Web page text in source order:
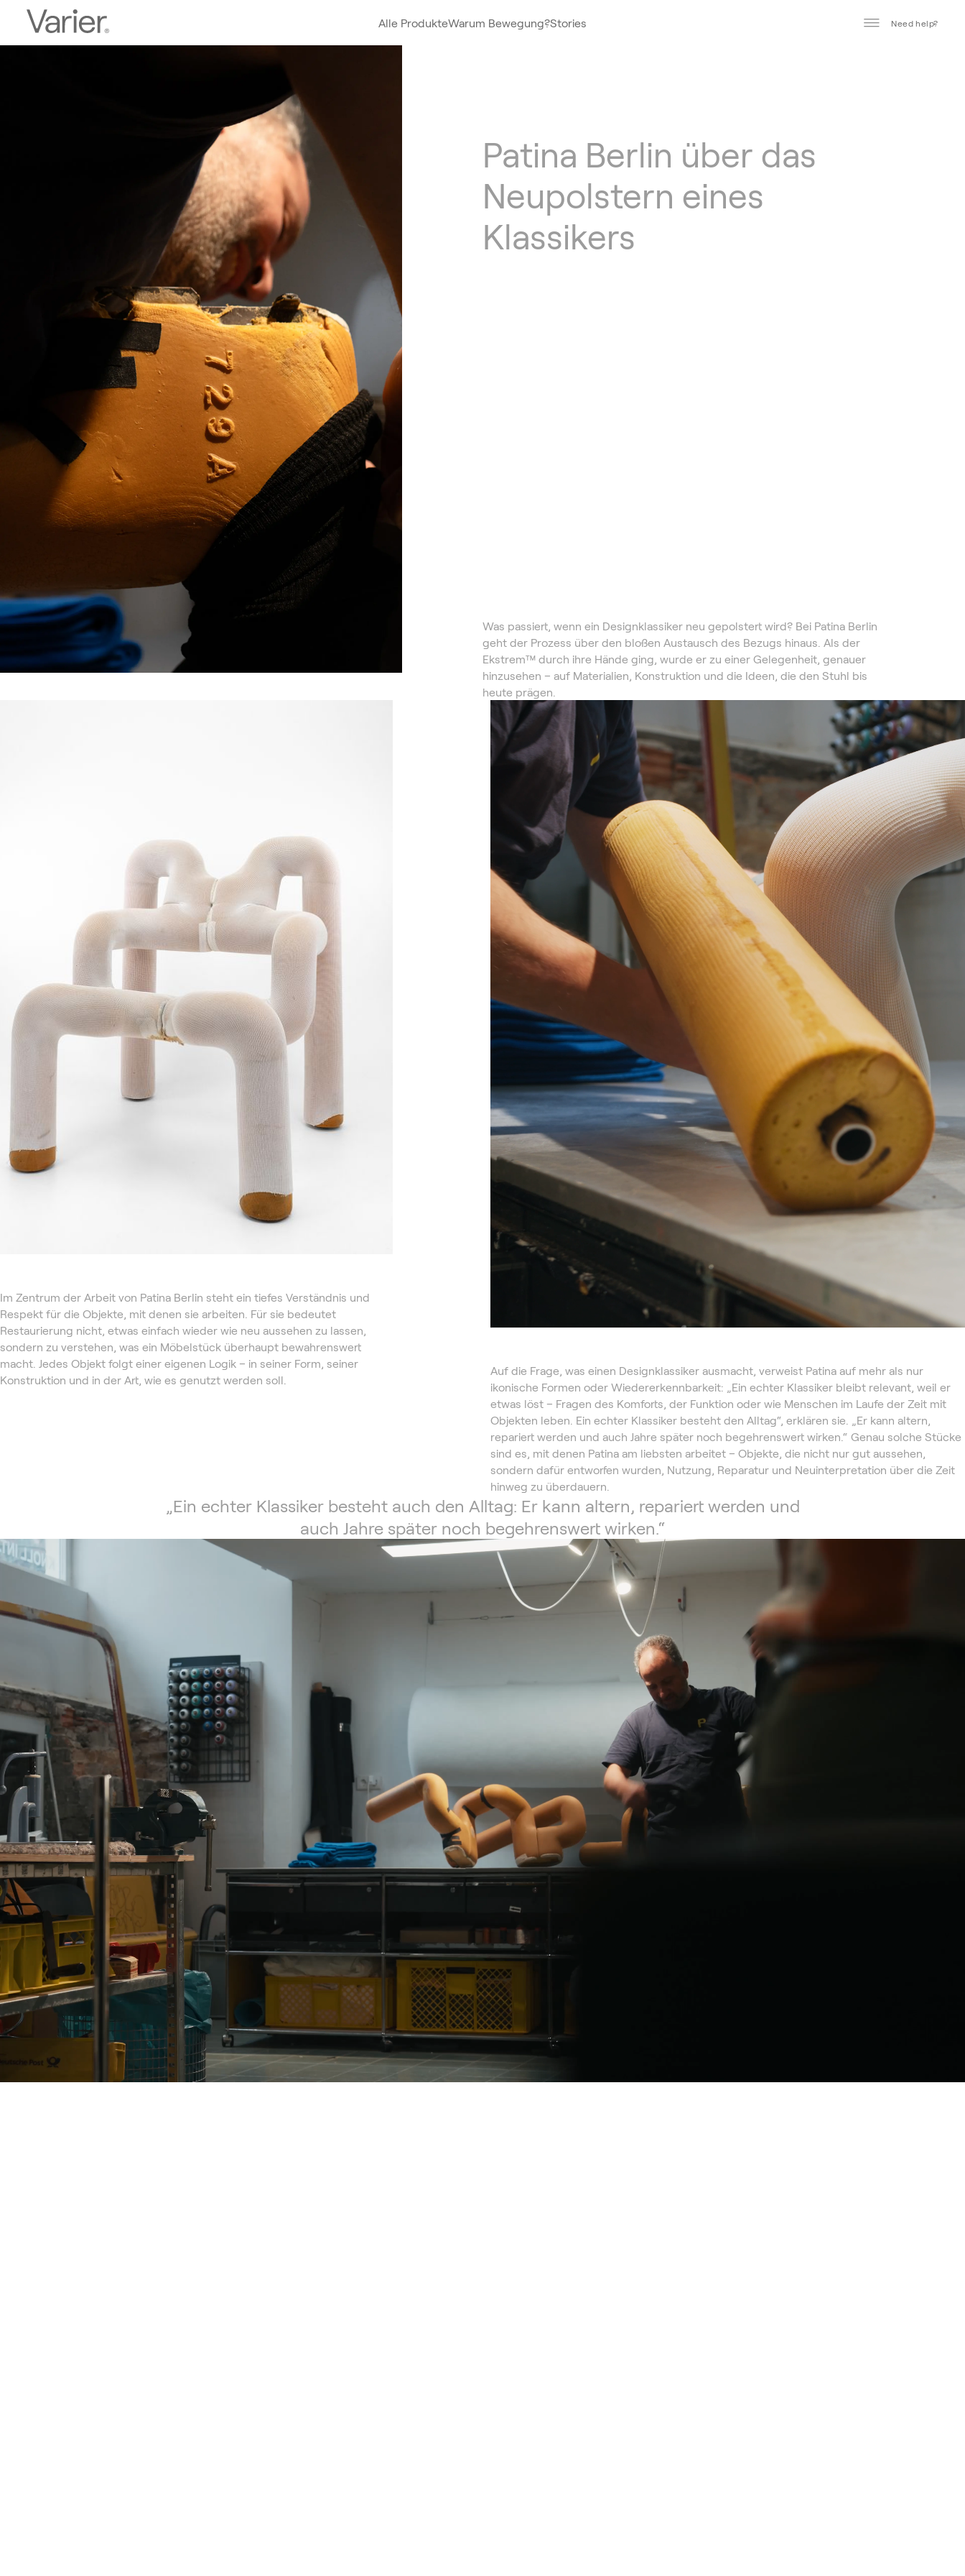
Alle ProdukteWarum Bewegung?Stories Need help?
Patina Berlin über das
Neupolstern eines
Klassikers
Was passiert, wenn ein Designklassiker neu gepolstert wird? Bei Patina Berlin
geht der Prozess über den bloßen Austausch des Bezugs hinaus. Als der
Ekstrem™ durch ihre Hände ging, wurde er zu einer Gelegenheit, genauer
hinzusehen – auf Materialien, Konstruktion und die Ideen, die den Stuhl bis
heute prägen.
Im Zentrum der Arbeit von Patina Berlin steht ein tiefes Verständnis und
Respekt für die Objekte, mit denen sie arbeiten. Für sie bedeutet
Restaurierung nicht, etwas einfach wieder wie neu aussehen zu lassen,
sondern zu verstehen, was ein Möbelstück überhaupt bewahrenswert
macht. Jedes Objekt folgt einer eigenen Logik – in seiner Form, seiner
Konstruktion und in der Art, wie es genutzt werden soll.
Auf die Frage, was einen Designklassiker ausmacht, verweist Patina auf mehr als nur
ikonische Formen oder Wiedererkennbarkeit: „Ein echter Klassiker bleibt relevant, weil er
etwas löst – Fragen des Komforts, der Funktion oder wie Menschen im Laufe der Zeit mit
Objekten leben. Ein echter Klassiker besteht den Alltag“, erklären sie. „Er kann altern,
repariert werden und auch Jahre später noch begehrenswert wirken.“ Genau solche Stücke
sind es, mit denen Patina am liebsten arbeitet – Objekte, die nicht nur gut aussehen,
sondern dafür entworfen wurden, Nutzung, Reparatur und Neuinterpretation über die Zeit
hinweg zu überdauern.
„Ein echter Klassiker besteht auch den Alltag: Er kann altern, repariert werden und
auch Jahre später noch begehrenswert wirken.“